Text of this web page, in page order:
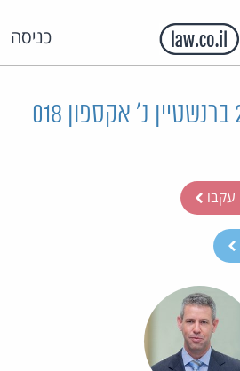
כניסה
ת"ק 28260-06-24 ברנשטיין נ' אקספון 018
עקבו